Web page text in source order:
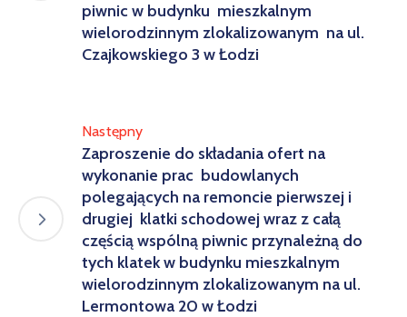
piwnic w budynku mieszkalnym
wielorodzinnym zlokalizowanym na ul.
Czajkowskiego 3 w Łodzi
Następny
Zaproszenie do składania ofert na
wykonanie prac budowlanych
polegających na remoncie pierwszej i
drugiej klatki schodowej wraz z całą
częścią wspólną piwnic przynależną do
tych klatek w budynku mieszkalnym
wielorodzinnym zlokalizowanym na ul.
Lermontowa 20 w Łodzi